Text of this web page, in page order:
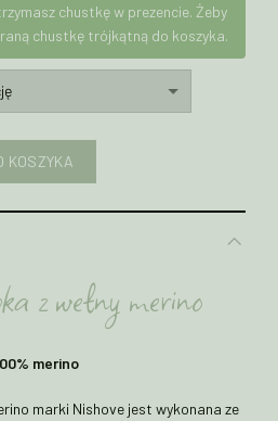
chustkę w prezencie. Żeby
chustkę trójkątną do koszyka.
KOSZYKA
z wełny merino
merino
marki Nishove jest wykonana ze